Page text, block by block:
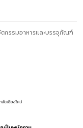
กรรมอาหารและบรรจุภัณฑ์